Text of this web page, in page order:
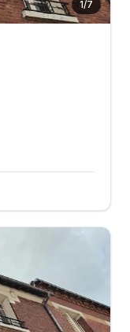
1/7